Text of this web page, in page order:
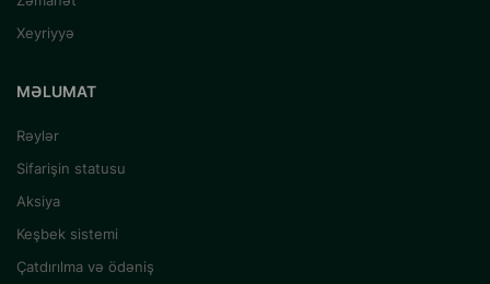
Xeyriyyə
MƏLUMAT
Rəylər
Sifarişin statusu
Aksiya
Keşbek sistemi
Çatdırılma və ödəniş